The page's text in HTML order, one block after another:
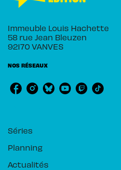
Immeuble Louis Hachette
58 rue Jean Bleuzen
92170 VANVES
NOS RÉSEAUX
Séries
Planning
Actualités